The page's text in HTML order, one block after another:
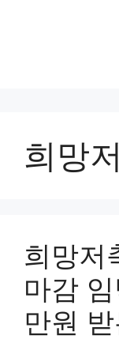
희망
희망저
마감
만원